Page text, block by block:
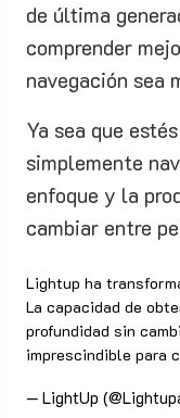
de última
comprender
navegación sea
Ya sea que
simplemente
enfoque y la
cambiar entre
Lightup ha
La capacidad de
profundidad sin
imprescindible para
— LightUp